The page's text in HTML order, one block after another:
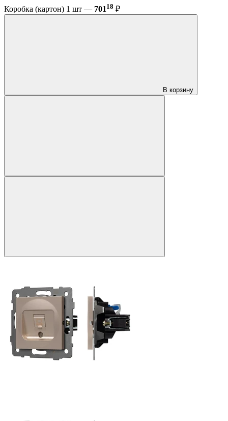
Коробка (картон) 1 шт — 701 18 ₽
В корзину